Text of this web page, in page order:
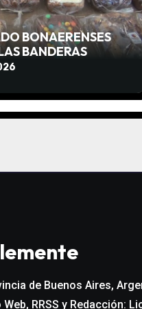
BONAERENSES
BANDERAS
de Buenos Aires,
RRSS y Redacción: